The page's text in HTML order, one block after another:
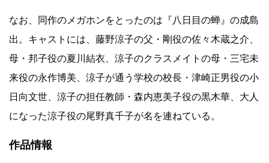
なお、同作のメガホンをとったのは『八日目の蝉』の成島
出。キャストには、藤野涼子の父・剛役の佐々木蔵之介、
母・邦子役の夏川結衣、涼子のクラスメイトの母・三宅未
来役の永作博美、涼子が通う学校の校長・津崎正男役の小
日向文世、涼子の担任教師・森内恵美子役の黒木華、大人
になった涼子役の尾野真千子が名を連ねている。
作品情報